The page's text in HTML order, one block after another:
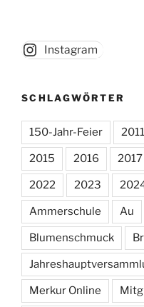
Instagram
SCHLAGWÖRTER
150-Jahr-Feier 2011
2015 2016 2017
2022 2023
Ammerschule Au
Blumenschmuck
Merkur Online